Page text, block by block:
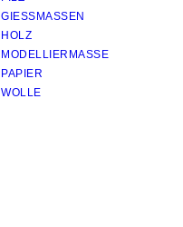
GIESSMASSEN
HOLZ
MODELLIERMASSE
PAPIER
WOLLE